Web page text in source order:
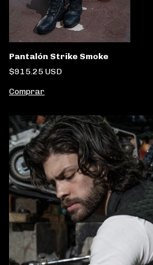
Pantalón Strike Smoke
$915.25 USD
Comprar